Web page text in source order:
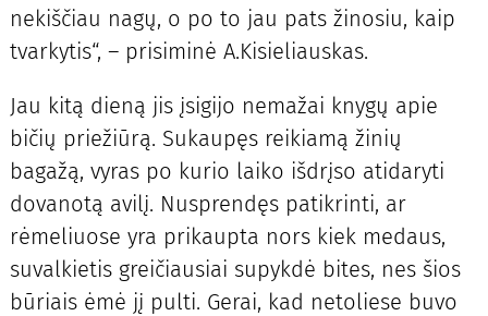
nekiščiau nagų, o po to jau pats žinosiu, kaip
tvarkytis“, – prisiminė A.Kisieliauskas.
Jau kitą dieną jis įsigijo nemažai knygų apie
bičių priežiūrą. Sukaupęs reikiamą žinių
bagažą, vyras po kurio laiko išdrįso atidaryti
dovanotą avilį. Nusprendęs patikrinti, ar
rėmeliuose yra prikaupta nors kiek medaus,
suvalkietis greičiausiai supykdė bites, nes šios
būriais ėmė jį pulti. Gerai, kad netoliese buvo